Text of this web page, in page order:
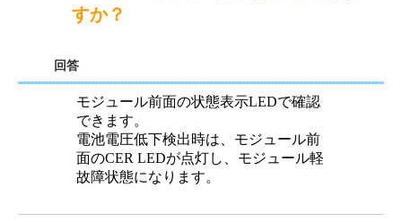
すか？
回答
モジュール前面の状態表示LEDで確認
できます。
電池電圧低下検出時は、モジュール前
面のCER LEDが点灯し、モジュール軽
故障状態になります。